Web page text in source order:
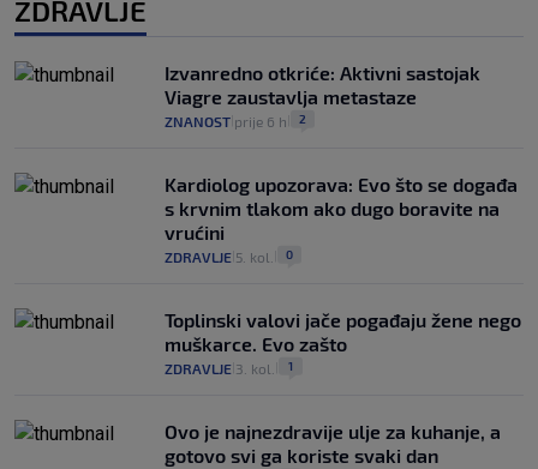
ZDRAVLJE
Izvanredno otkriće: Aktivni sastojak
Viagre zaustavlja metastaze
ZNANOST prije 6 h 2
Kardiolog upozorava: Evo što se događa
s krvnim tlakom ako dugo boravite na
vrućini
ZDRAVLJE 5. kol. 0
Toplinski valovi jače pogađaju žene nego
muškarce. Evo zašto
ZDRAVLJE 3. kol. 1
Ovo je najnezdravije ulje za kuhanje, a
gotovo svi ga koriste svaki dan